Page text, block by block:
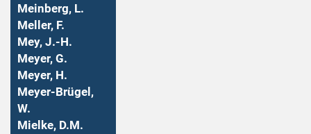
Meinberg, L.
Meller, F.
Mey, J.-H.
Meyer, G.
Meyer, H.
Meyer-Brügel,
W.
Mielke, D.M.